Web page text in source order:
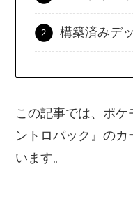
構築済みデ
この記事では、ポ
ントロパック』の
います。